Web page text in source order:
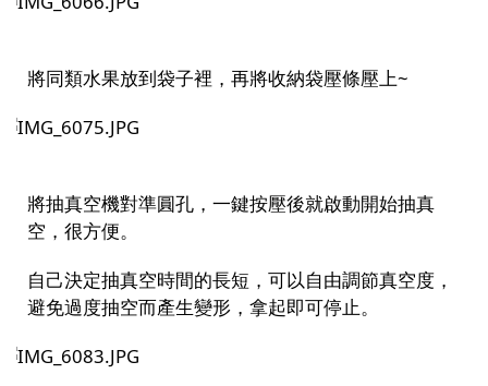
將同類水果放到袋子裡，再將收納袋壓條壓上~
將抽真空機對準圓孔，一鍵按壓後就啟動開始抽真
空，很方便。
自己決定抽真空時間的長短，可以自由調節真空度，
避免過度抽空而產生變形，拿起即可停止。